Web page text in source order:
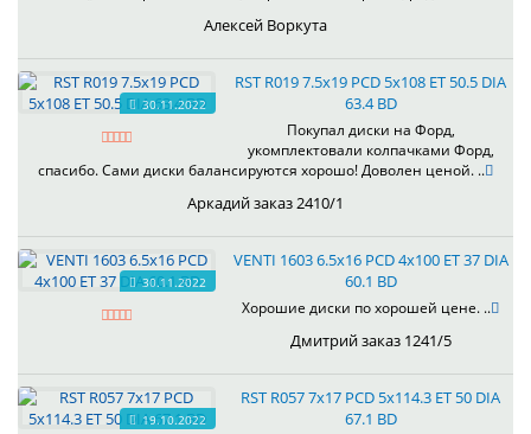
Алексей Воркута
30.11.2022
RST R019 7.5x19 PCD 5x108 ET 50.5 DIA
63.4 BD
Покупал диски на Форд,
укомплектовали колпачками Форд,
спасибо. Сами диски балансируются хорошо! Доволен ценой. ..
Аркадий заказ 2410/1
30.11.2022
VENTI 1603 6.5x16 PCD 4x100 ET 37 DIA
60.1 BD
Хорошие диски по хорошей цене. ..
Дмитрий заказ 1241/5
19.10.2022
RST R057 7x17 PCD 5x114.3 ET 50 DIA
67.1 BD